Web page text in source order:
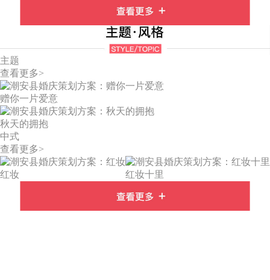
主题
查看更多>
赠你一片爱意
秋天的拥抱
中式
查看更多>
红妆 红妆十里